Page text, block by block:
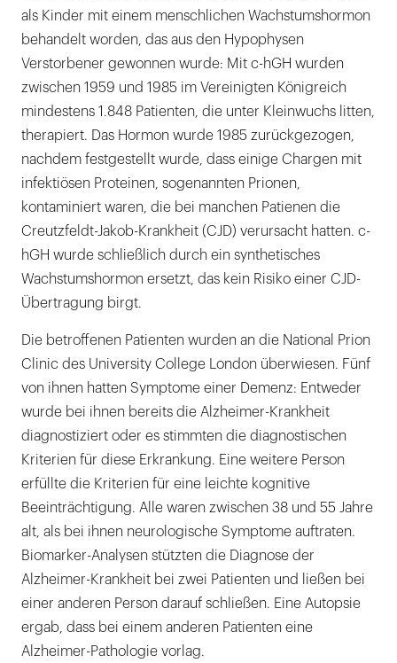
als Kinder mit einem menschlichen Wachstumshormon
behandelt worden, das aus den Hypophysen
Verstorbener gewonnen wurde: Mit c-hGH wurden
zwischen 1959 und 1985 im Vereinigten Königreich
mindestens 1.848 Patienten, die unter Kleinwuchs litten,
therapiert. Das Hormon wurde 1985 zurückgezogen,
nachdem festgestellt wurde, dass einige Chargen mit
infektiösen Proteinen, sogenannten Prionen,
kontaminiert waren, die bei manchen Patienen die
Creutzfeldt-Jakob-Krankheit (CJD) verursacht hatten. c-
hGH wurde schließlich durch ein synthetisches
Wachstumshormon ersetzt, das kein Risiko einer CJD-
Übertragung birgt.
Die betroffenen Patienten wurden an die National Prion
Clinic des University College London überwiesen. Fünf
von ihnen hatten Symptome einer Demenz: Entweder
wurde bei ihnen bereits die Alzheimer-Krankheit
diagnostiziert oder es stimmten die diagnostischen
Kriterien für diese Erkrankung. Eine weitere Person
erfüllte die Kriterien für eine leichte kognitive
Beeinträchtigung. Alle waren zwischen 38 und 55 Jahre
alt, als bei ihnen neurologische Symptome auftraten.
Biomarker-Analysen stützten die Diagnose der
Alzheimer-Krankheit bei zwei Patienten und ließen bei
einer anderen Person darauf schließen. Eine Autopsie
ergab, dass bei einem anderen Patienten eine
Alzheimer-Pathologie vorlag.